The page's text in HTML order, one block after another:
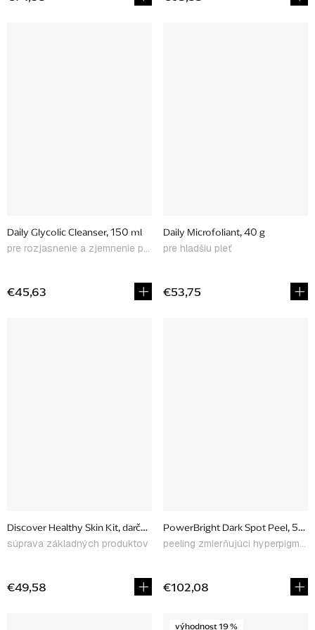
Daily Glycolic Cleanser, 150 ml
pre rozjasnenie a zjemnenie pokožky
€45,63
Daily Microfoliant, 40 g
pre hladšiu pleť
€53,75
Discover Healthy Skin Kit, darčekové balenie
súprava základných produktov
€49,58
PowerBright Dark Spot Peel, 50
€102,08
výhodnost 19 %